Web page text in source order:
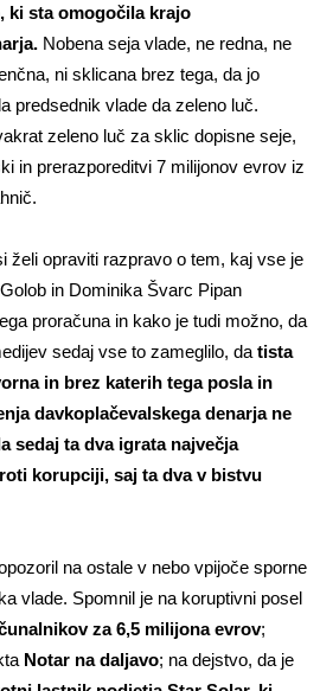
ki sta omogočila krajo
Nobena seja vlade, ne redna, ne
ni sklicana brez tega, da jo
predsednik vlade da zeleno luč.
zeleno luč za sklic dopisne seje,
in prerazporeditvi 7 milijonov evrov iz
želi opraviti razpravo o tem, kaj vse je
in Dominika Švarc Pipan
proračuna in kako je tudi možno, da
sedaj vse to zameglilo, da tista
in brez katerih tega posla in
davkoplačevalskega denarja ne
sedaj ta dva igrata največja
korupciji, saj ta dva v bistvu
na ostale v nebo vpijoče sporne
vlade. Spomnil je na koruptivni posel
za 6,5 milijona evrov;
Notar na daljavo; na dejstvo, da je